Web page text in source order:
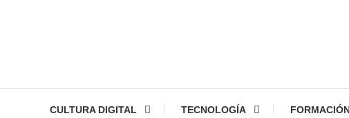
CULTURA DIGITAL TECNOLOGÍA